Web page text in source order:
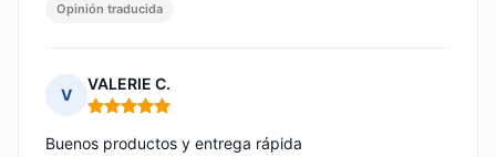
Opinión traducida
V
VALERIE C.
Nota: 5 de 5
Buenos productos y entrega rápida